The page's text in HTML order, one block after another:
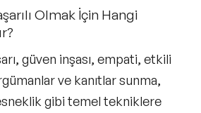
Olmak İçin Hangi
güven inşası, empati, etkili
ve kanıtlar sunma,
gibi temel tekniklere